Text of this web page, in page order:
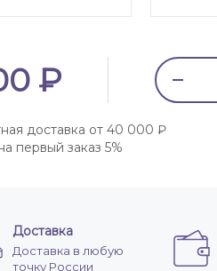
₽
доставка от 40 000 ₽
первый заказ 5%
Доставка
Доставка в любую
точку России